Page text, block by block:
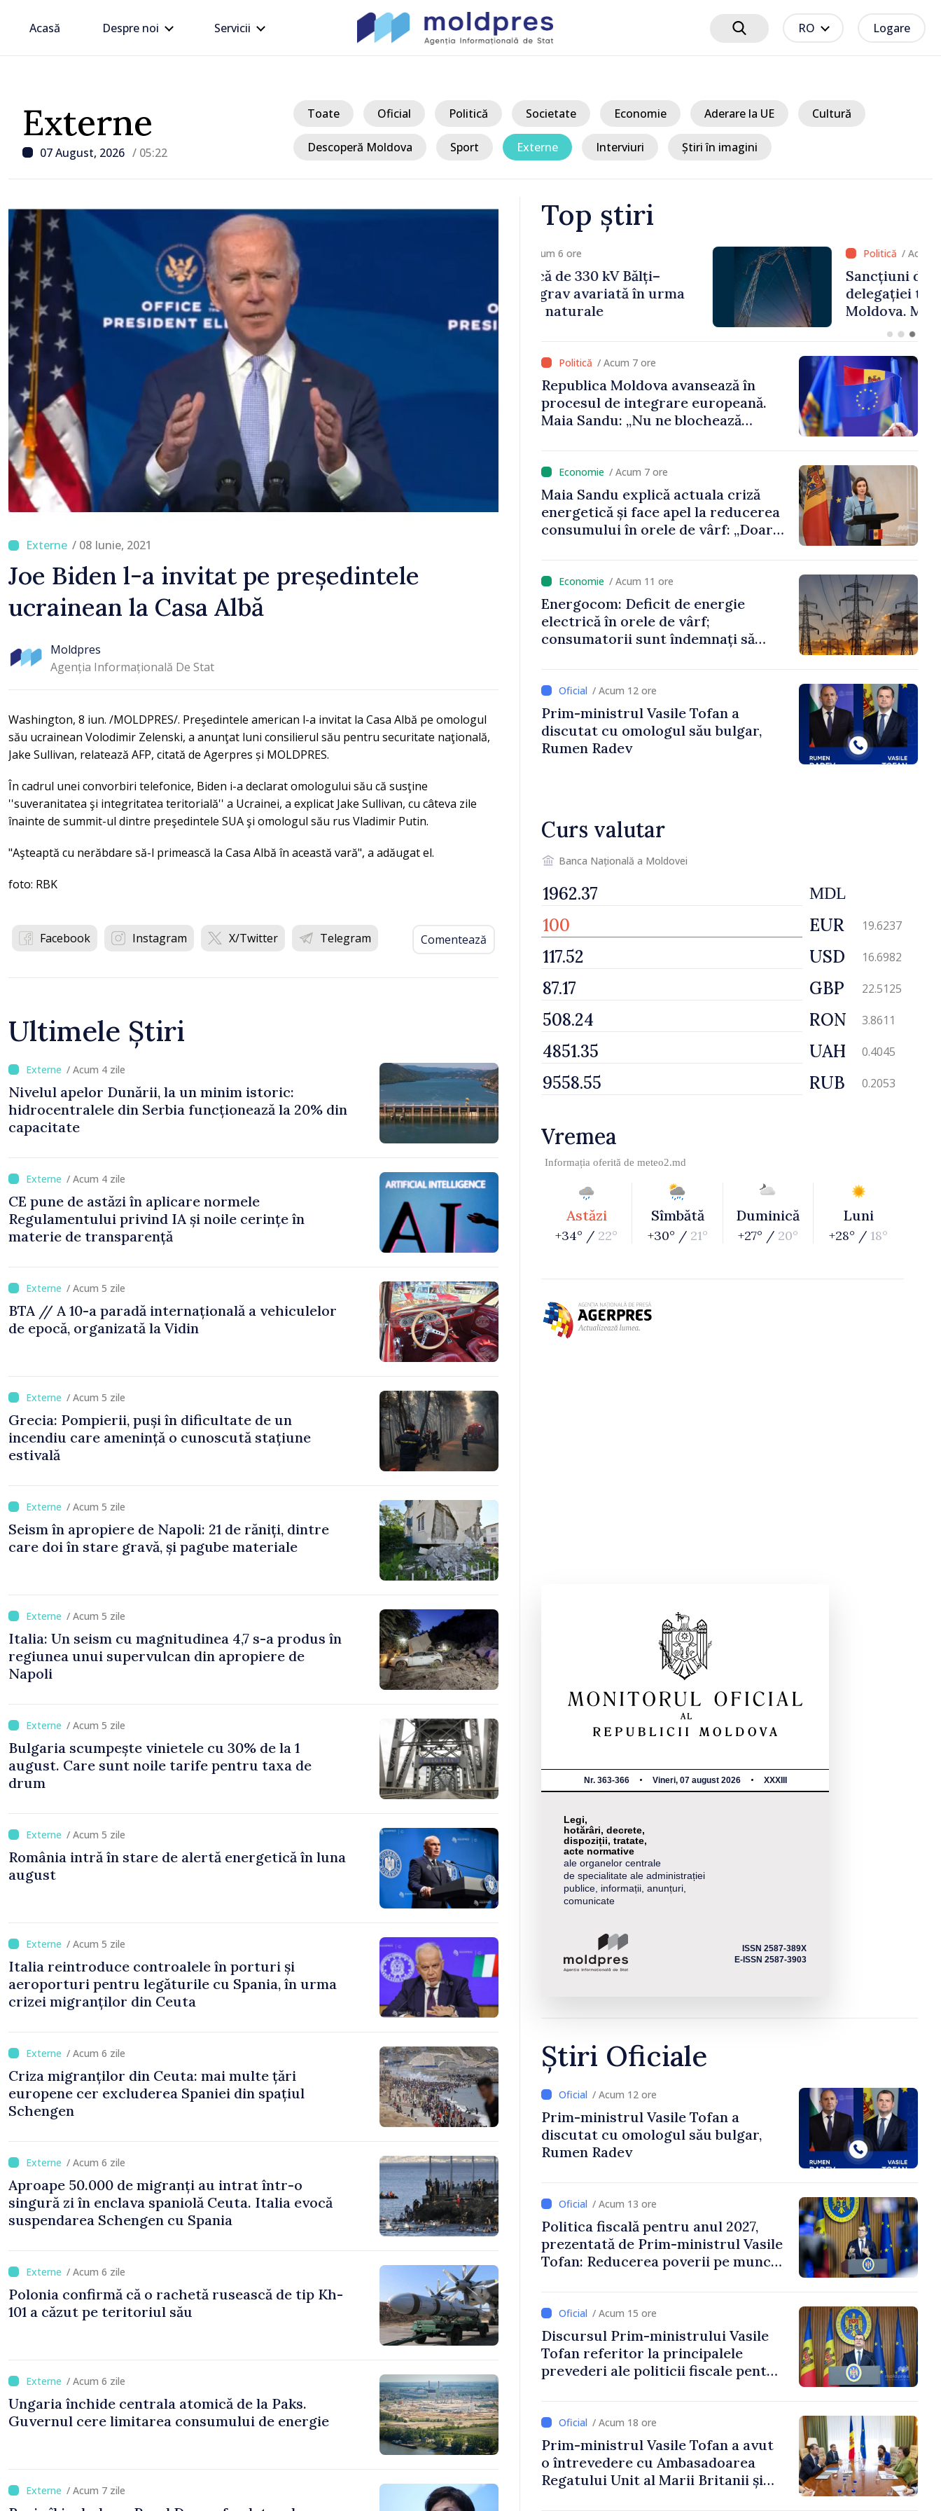
Acasă Despre noi Servicii RO Logare
Externe
07 August, 2026 / 05:22
Toate Oficial Politică Societate Economie Aderare la UE Cultură
Descoperă Moldova Sport Externe Interviuri Știri în imagini
/ 08 Iunie, 2021
Joe Biden l-a invitat pe președintele
ucrainean la Casa Albă
Moldpres
Agenția Informațională De Stat
Washington, 8 iun. /MOLDPRES/. Preşedintele american l-a invitat la Casa Albă pe omologul
său ucrainean Volodimir Zelenski, a anunţat luni consilierul său pentru securitate naţională,
Jake Sullivan, relatează AFP, citată de Agerpres și MOLDPRES.
În cadrul unei convorbiri telefonice, Biden i-a declarat omologului său că susţine
''suveranitatea şi integritatea teritorială'' a Ucrainei, a explicat Jake Sullivan, cu câteva zile
înainte de summit-ul dintre preşedintele SUA şi omologul său rus Vladimir Putin.
"Aşteaptă cu nerăbdare să-l primească la Casa Albă în această vară", a adăugat el.
foto: RBK
Facebook Instagram X/Twitter Telegram Comentează
Ultimele Știri
/ Acum 4 zile
Nivelul apelor Dunării, la un minim istoric:
hidrocentralele din Serbia funcționează la 20% din
capacitate
/ Acum 4 zile
CE pune de astăzi în aplicare normele
Regulamentului privind IA și noile cerințe în
materie de transparență
/ Acum 5 zile
BTA // A 10-a paradă internațională a vehiculelor
de epocă, organizată la Vidin
/ Acum 5 zile
Grecia: Pompierii, puși în dificultate de un
incendiu care amenință o cunoscută stațiune
estivală
/ Acum 5 zile
Seism în apropiere de Napoli: 21 de răniți, dintre
care doi în stare gravă, și pagube materiale
/ Acum 5 zile
Italia: Un seism cu magnitudinea 4,7 s-a produs în
regiunea unui supervulcan din apropiere de
Napoli
/ Acum 5 zile
Bulgaria scumpește vinietele cu 30% de la 1
august. Care sunt noile tarife pentru taxa de
drum
/ Acum 5 zile
România intră în stare de alertă energetică în luna
august
/ Acum 5 zile
Italia reintroduce controalele în porturi și
aeroporturi pentru legăturile cu Spania, în urma
crizei migranților din Ceuta
/ Acum 6 zile
Criza migranților din Ceuta: mai multe țări
europene cer excluderea Spaniei din spațiul
Schengen
/ Acum 6 zile
Aproape 50.000 de migranți au intrat într-o
singură zi în enclava spaniolă Ceuta. Italia evocă
suspendarea Schengen cu Spania
/ Acum 6 zile
Polonia confirmă că o rachetă rusească de tip Kh-
101 a căzut pe teritoriul său
/ Acum 6 zile
Ungaria închide centrala atomică de la Paks.
Guvernul cere limitarea consumului de energie
/ Acum 7 zile
Top știri
/ Acum 6 ore
Linia electrică de 330 kV Bălți–
Dnestrovsk, grav avariată în urma
calamităților naturale
Sancțiuni disciplinare după vizita
delegației talibanilor în Republica
Moldova. Maia Sandu: „Este rușinos
că oameni cu funcții înalte nu
/ Acum 7 ore
Republica Moldova avansează în
procesul de integrare europeană.
Maia Sandu: „Nu ne blochează
/ Acum 7 ore
Maia Sandu explică actuala criză
energetică și face apel la reducerea
consumului în orele de vârf: „Doar
/ Acum 11 ore
Energocom: Deficit de energie
electrică în orele de vârf;
consumatorii sunt îndemnați să
/ Acum 12 ore
Prim-ministrul Vasile Tofan a
discutat cu omologul său bulgar,
Rumen Radev
Curs valutar
Banca Națională a Moldovei
MDL
EUR 19.6237
USD 16.6982
GBP 22.5125
RON 3.8611
UAH 0.4045
RUB 0.2053
Vremea
Informația oferită de meteo2.md
Astăzi
+34° / 22°
Sîmbătă
+30° / 21°
Duminică
+27° / 20°
Luni
+28° / 18°
Nr. 363-366 Vineri, 07 august 2026 XXXIII
Legi,
hotărâri, decrete,
dispoziții, tratate,
acte normative
ale organelor centrale
de specialitate ale administrației
publice, informații, anunțuri,
comunicate
ISSN 2587-389X
E-ISSN 2587-3903
Știri Oficiale
/ Acum 12 ore
Prim-ministrul Vasile Tofan a
discutat cu omologul său bulgar,
Rumen Radev
/ Acum 13 ore
Politica fiscală pentru anul 2027,
prezentată de Prim-ministrul Vasile
Tofan: Reducerea poverii pe muncă,
/ Acum 15 ore
Discursul Prim-ministrului Vasile
Tofan referitor la principalele
prevederi ale politicii fiscale pentru
/ Acum 18 ore
Prim-ministrul Vasile Tofan a avut
o întrevedere cu Ambasadoarea
Regatului Unit al Marii Britanii și